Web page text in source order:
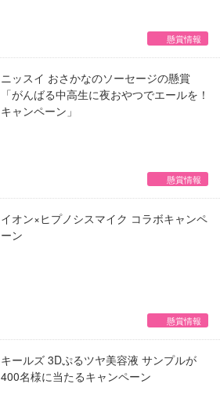
懸賞情報
ニッスイ おさかなのソーセージの懸賞
「がんばる中高生に夜おやつでエールを！
キャンペーン」
懸賞情報
イオン×ヒプノシスマイク コラボキャンペ
ーン
懸賞情報
キールズ 3Dぷるツヤ美容液 サンプルが
400名様に当たるキャンペーン